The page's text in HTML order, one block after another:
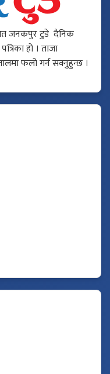
जनकपुर टुडे दैनिक
हो । ताजा
फलो गर्न सक्नुहुन्छ ।